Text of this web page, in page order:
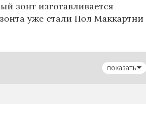
зонт изготавливается
уже стали Пол Маккартни
показать